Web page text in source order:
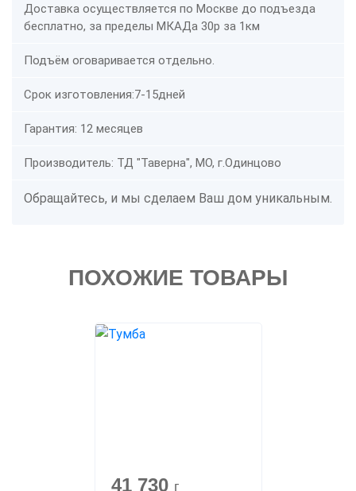
Доставка осуществляется по Москве до подъезда
бесплатно, за пределы МКАДа 30р за 1км
Подъём оговаривается отдельно.
Срок изготовления:7-15дней
Гарантия: 12 месяцев
Производитель: ТД "Таверна", МО, г.Одинцово
Обращайтесь, и мы сделаем Ваш дом уникальным.
ПОХОЖИЕ ТОВАРЫ
41 730 г